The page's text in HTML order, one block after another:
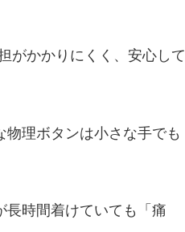
がかかりにくく、安心して
理ボタンは小さな手でも
長時間着けていても「痛